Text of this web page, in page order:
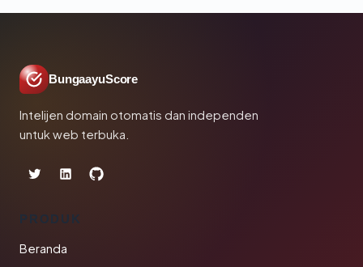
BungaayuScore
Intelijen domain otomatis dan independen
untuk web terbuka.
PRODUK
Beranda